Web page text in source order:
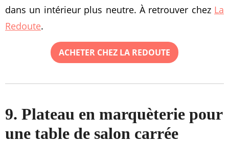
dans un intérieur plus neutre. À retrouver chez La
Redoute.
ACHETER CHEZ LA REDOUTE
9. Plateau en marquèterie pour
une table de salon carrée